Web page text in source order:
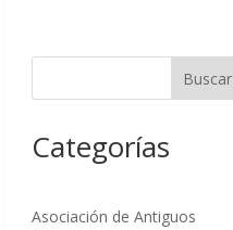
Buscar
Categorías
Asociación de Antiguos